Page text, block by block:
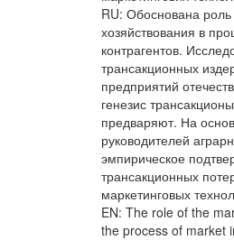
RU: Обоснована
хозяйствования в
контрагентов.
трансакционных
предприятий
генезис
предваряют. На
руководителей
эмпирическое
трансакционных
маркетинговых
EN: The role of the
the process of market